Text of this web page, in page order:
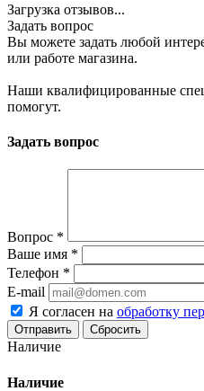
Загрузка отзывов...
Задать вопрос
Вы можете задать любой
или работе магазина.
Наши квалифицированные
помогут.
Задать вопрос
Вопрос *
Ваше имя *
Телефон *
E-mail
Я согласен на обработку
Сбросить
Наличие
Наличие